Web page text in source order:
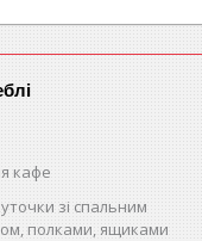
кафе
зі спальним
полками, ящиками